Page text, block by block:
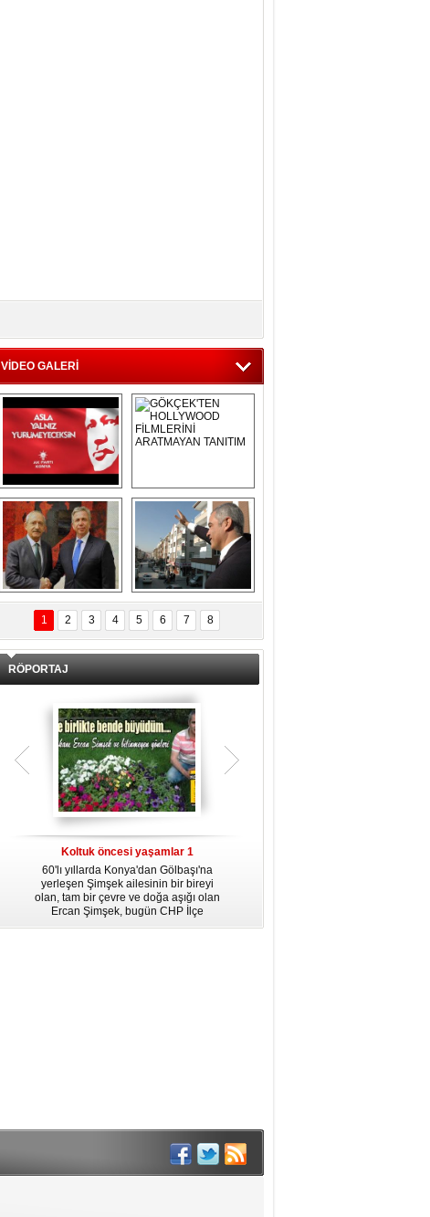
VİDEO GALERİ
Asla Yalnız
Yürümeyeceksin
Uzun Adam
GÖKÇEK'TEN
HOLLYWOOD
FİLMLERİNİ
ARATMAYAN
TANITIM
DAL İÇERİ ZÜBÜK!
ERCAN ŞİMŞEK
GÖLBAŞI'NDA
KASIRGA ETKİSİ
YARATTI !
1 2 3 4 5 6 7 8
RÖPORTAJ
Koltuk öncesi yaşamlar 1
60'lı yıllarda Konya'dan Gölbaşı'na
yerleşen Şimşek ailesinin bir bireyi
olan, tam bir çevre ve doğa aşığı olan
Ercan Şimşek, bugün CHP İlçe
Başkanlığı yaptığı Gölbaşı'nda yaşam
Teşrik tekbiri nedir? Ne anlama gelir?